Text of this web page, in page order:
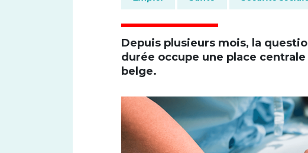
Font size
Depuis plusieurs mois, la
durée occupe une place
belge.